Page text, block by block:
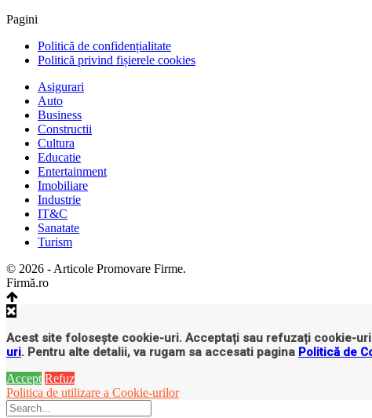
Pagini
Politică de confidențialitate
Politică privind fișierele cookies
Asigurari
Auto
Business
Constructii
Cultura
Educatie
Entertainment
Imobiliare
Industrie
IT&C
Sanatate
Turism
© 2026 - Articole Promovare Firme.
Firmă.ro
Acest site folosește cookie-uri. Acceptați sau refuzați cookie-
uri. Pentru alte detalii, va rugam sa accesati pagina Politică de
Accept Refuz
Politica de utilizare a Cookie-urilor